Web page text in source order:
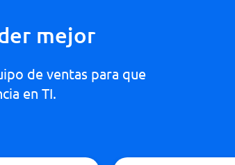
mejor
de ventas para que
en TI.